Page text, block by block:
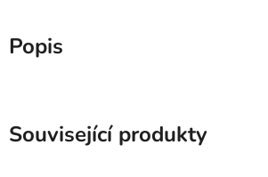
Popis
Související produkty